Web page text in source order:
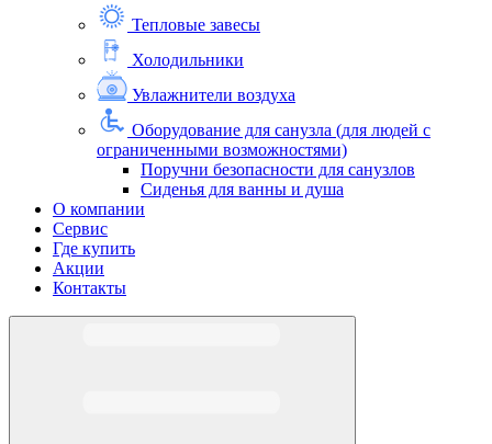
Тепловые завесы
Холодильники
Увлажнители воздуха
Оборудование для санузла (для людей с
ограниченными возможностями)
Поручни безопасности для санузлов
Сиденья для ванны и душа
О компании
Сервис
Где купить
Акции
Контакты